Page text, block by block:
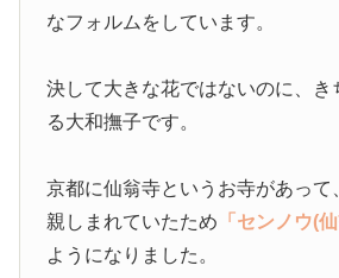
なフォルムをしています。
決して大きな花ではないのに、き
る大和撫子です。
京都に仙翁寺というお寺があって
親しまれていたため 「センノウ(仙
ようになりました。